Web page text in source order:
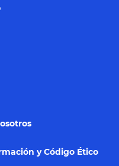
y Código Ético